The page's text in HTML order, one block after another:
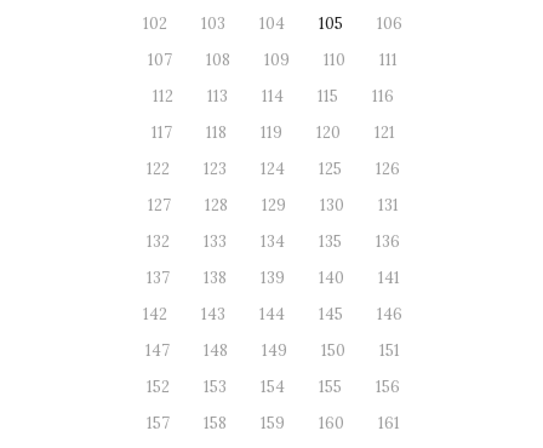
102
103 104 105
106
107
108 109 110
111
112
113 114 115
116
117
118 119 120
121
122
123 124 125
126
127
128 129 130
131
132
133 134 135
136
137
138 139 140
141
142
143 144 145
146
147
148 149 150
151
152
153 154 155
156
157
158 159 160
161